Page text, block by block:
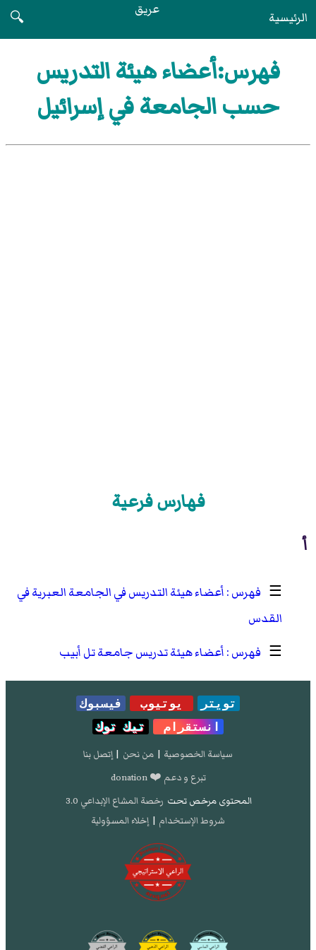
الرئيسية عريق
🔍
فهرس:أعضاء هيئة التدريس
حسب الجامعة في إسرائيل
فهارس فرعية
أ
☰
أعضاء هيئة التدريس في الجامعة العبرية في
القدس
☰
أعضاء هيئة تدريس جامعة تل أبيب
تويتر يوتيوب
فيسبوك
انستقرام
تيك توك
سياسة الخصوصية | من نحن | إتصل بنا
تبرع و دعم ❤️ donation
المحتوى مرخص تحت رخصة المشاع الإبداعي 3.0
شروط الإستخدام | إخلاء المسؤولية